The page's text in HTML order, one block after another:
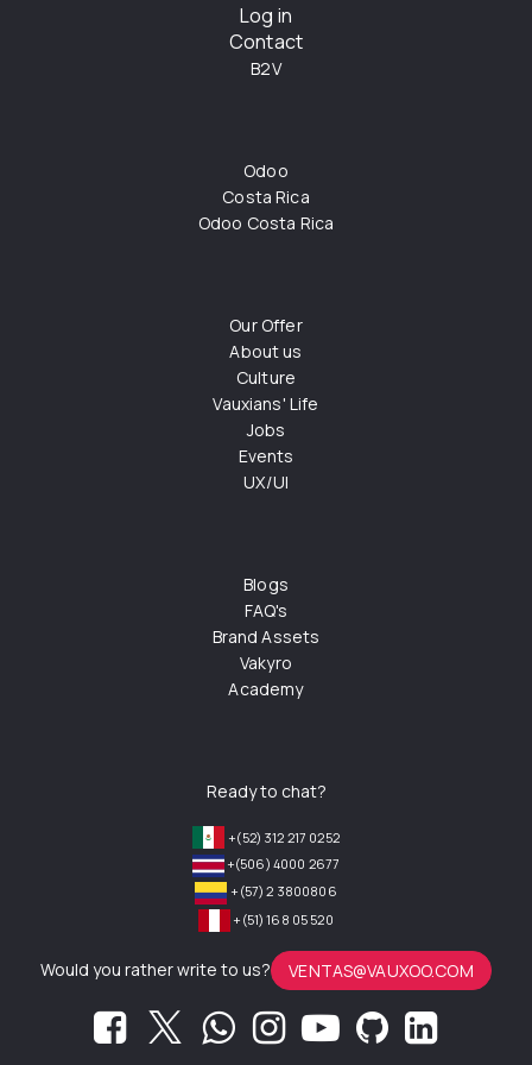
Log in
Contact
B2V
Odoo
Costa Rica
Odoo Costa Rica
Our Offer
About us
Culture
Vauxians' Life
Jobs
Events
UX/UI
Blogs
FAQ's
Brand Assets
Vakyro
Academy
Ready to chat?
+(52) 312 217 0252
+(506) 4000 2677
+(57) 2 3800806
+(51) 168 05 520
Would you rather write to us? VENTAS@VAUXOO.COM